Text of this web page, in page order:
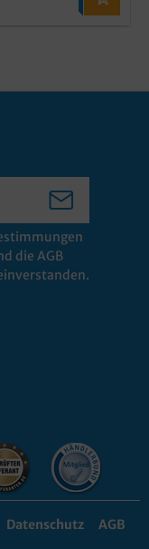
die AGB
Datenschutz AGB